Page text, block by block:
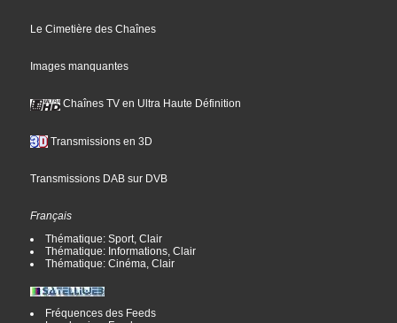
Le Cimetière des Chaînes
Images manquantes
Chaînes TV en Ultra Haute Définition
Transmissions en 3D
Transmissions DAB sur DVB
Français
Thématique: Sport, Clair
Thématique: Informations, Clair
Thématique: Cinéma, Clair
Fréquences des Feeds